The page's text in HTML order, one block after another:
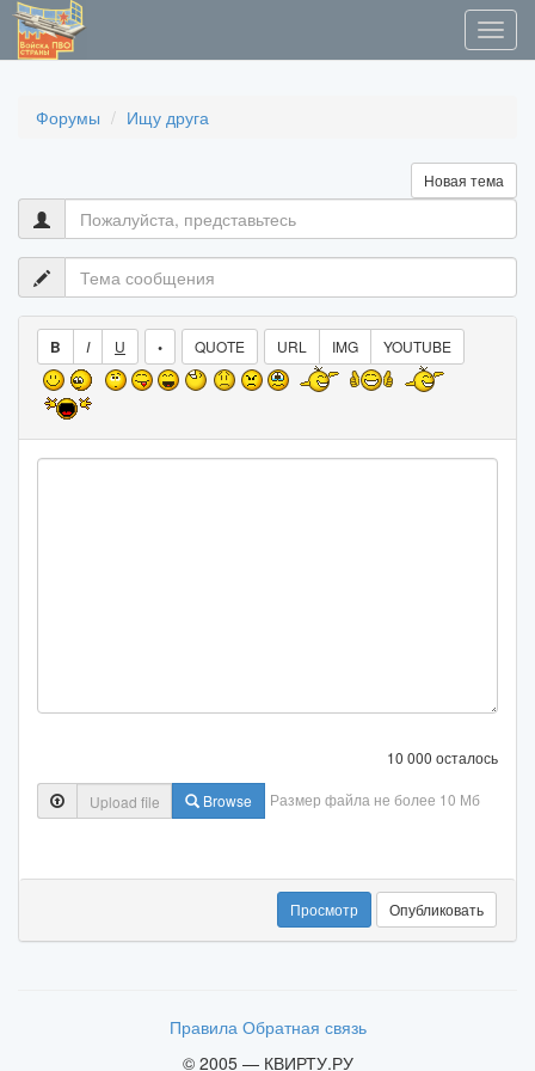
Форумы Ищу друга
Новая тема
B I U • QUOTE URL IMG YOUTUBE
10 000 осталось
Browse Размер файла не более 10 Мб
Просмотр
Правила Обратная связь
© 2005 — КВИРТУ.РУ